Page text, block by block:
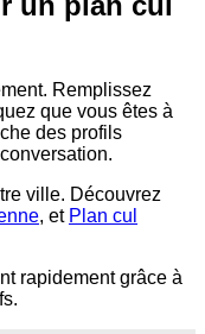
Remplissez
que vous êtes à
des profils
ville. Découvrez
, et Plan cul
rapidement grâce à